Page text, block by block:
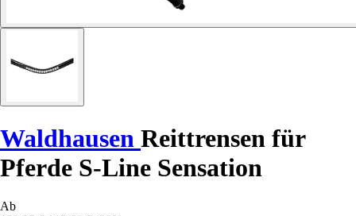
Waldhausen Reittrensen für
Pferde S-Line Sensation
Ab